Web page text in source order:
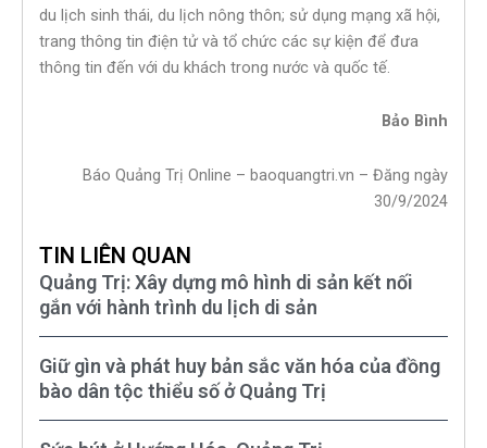
du lịch sinh thái, du lịch nông thôn; sử dụng mạng xã hội,
trang thông tin điện tử và tổ chức các sự kiện để đưa
thông tin đến với du khách trong nước và quốc tế.
Bảo Bình
Báo Quảng Trị Online – baoquangtri.vn – Đăng ngày
30/9/2024
TIN LIÊN QUAN
Quảng Trị: Xây dựng mô hình di sản kết nối
gắn với hành trình du lịch di sản
Giữ gìn và phát huy bản sắc văn hóa của đồng
bào dân tộc thiểu số ở Quảng Trị